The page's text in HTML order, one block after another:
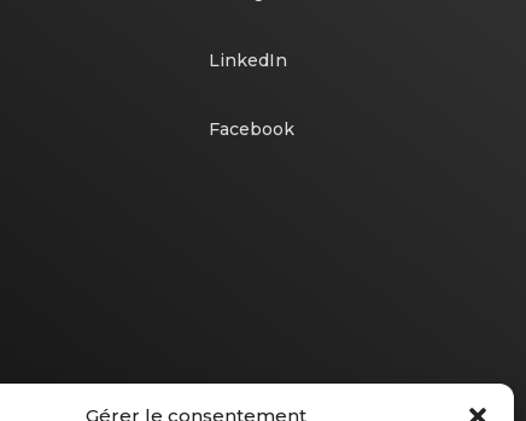
Gérer le consentement
LinkedIn
Facebook